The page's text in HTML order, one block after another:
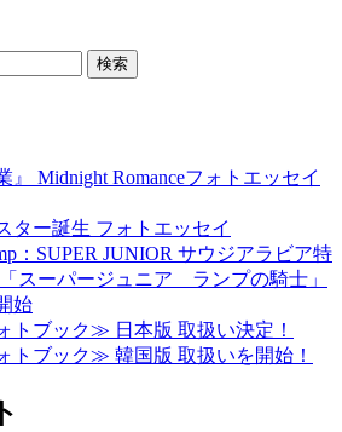
』 Midnight Romanceフォトエッセイ
ター誕生 フォトエッセイ
：SUPER JUNIOR サウジアラビア特
スーパージュニア ランプの騎士」
始
トブック≫ 日本版 取扱い決定！
トブック≫ 韓国版 取扱いを開始！